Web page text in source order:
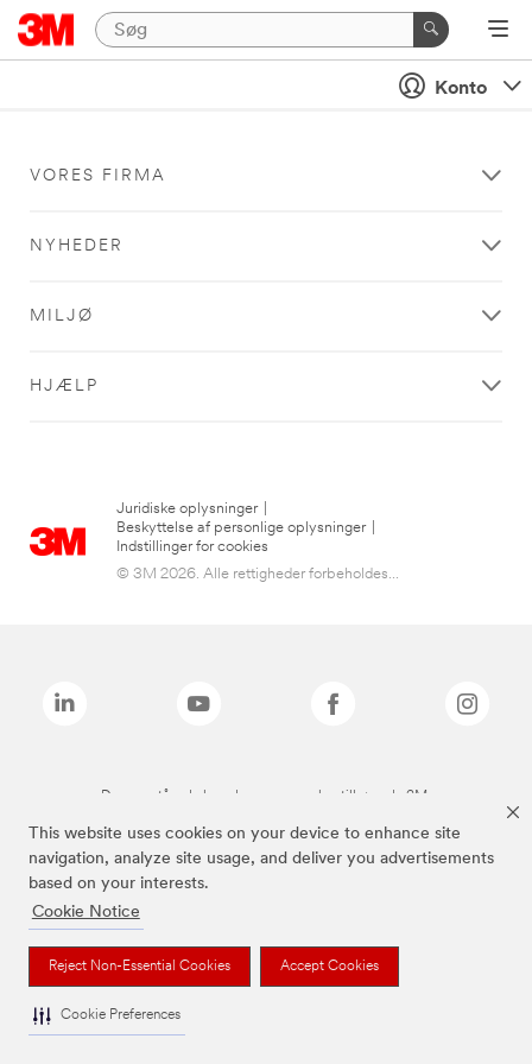
This website uses cookies on your device to enhance site
navigation, analyze site usage, and deliver you advertisements
based on your interests.
Cookie Notice
Reject Non-Essential Cookies Accept Cookies
Cookie Preferences
Konto
VORES FIRMA
NYHEDER
MILJØ
HJÆLP
Juridiske oplysninger
Beskyttelse af personlige oplysninger
Indstillinger for cookies
© 3M 2026. Alle rettigheder forbeholdes...
De ovenstående brands er varemærker tilhørende 3M.